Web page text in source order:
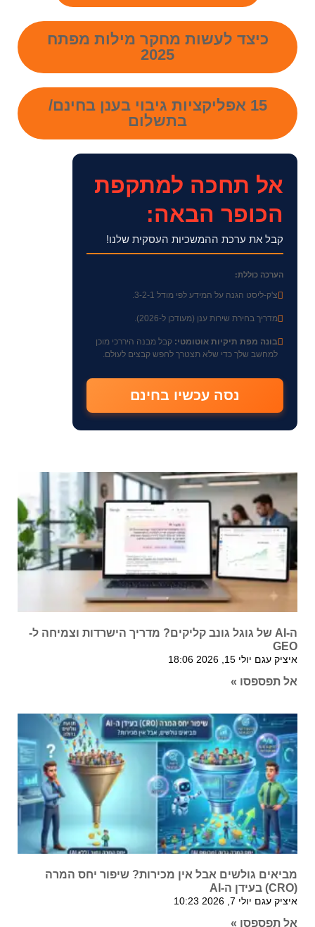
כיצד לעשות מחקר מילות מפתח
2025
15 אפליקציות גיבוי בענן בחינם/
בתשלום
אל תחכה למתקפת
הכופר הבאה:
קבל את ערכת ההמשכיות העסקית שלנו!
הערכה כוללת:
צ'ק-ליסט הגנה על המידע לפי מודל 3-2-1.
מדריך בחירת שירות ענן (מעודכן ל-2026).
בונה מפת תיקיות אוטומטי: קבל מבנה היררכי מוכן
למחשב שלך כדי שלא תצטרך לחפש קבצים לעולם.
נסה עכשיו בחינם
ה-AI של גוגל גונב קליקים? מדריך הישרדות וצמיחה ל-
GEO
איציק עגם יולי 15, 2026 18:06
אל תפספסו »
מביאים גולשים אבל אין מכירות? שיפור יחס המרה
(CRO) בעידן ה-AI
איציק עגם יולי 7, 2026 10:23
אל תפספסו »